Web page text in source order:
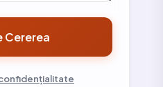
Cererea